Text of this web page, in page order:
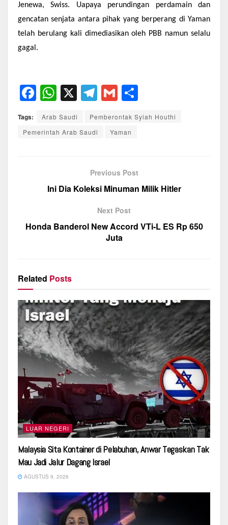
Jenewa, Swiss. Uapaya perundingan perdamain dan
gencatan senjata antara pihak yang berperang di Yaman
telah berulang kali dimediasikan oleh PBB namun selalu
gagal.
F
a
c
e
W
h
at
s
p
X T
el
e
gr
m
G
m
ail
h
ar
Tags: Arab Saudi
Pemberontak Syiah Houthi
Pemerintah Arab Saudi
Yaman
Previous Post
Ini Dia Koleksi Minuman Milik Hitler
Next Post
Honda Banderol New Accord VTi-L ES Rp 650
Juta
Related Posts
LUAR NEGERI
Malaysia Sita Kontainer di Pelabuhan, Anwar Tegaskan Tak
Mau Jadi Jalur Dagang Israel
AGUSTUS 9, 2026